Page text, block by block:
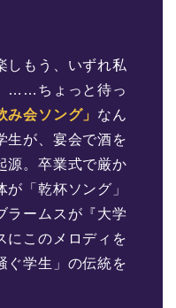
しもう、いずれ私
……ちょっと待っ
会ソング」 なん
生が、宴会で酒を
源。卒業式で厳か
「乾杯ソング」
ラームスが『大学
にこのメロディを
ぐ学生」の伝統を